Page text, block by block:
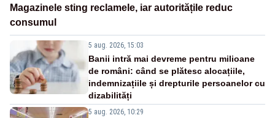
Magazinele sting reclamele, iar autoritățile reduc
consumul
5 aug. 2026, 15:03
Banii intră mai devreme pentru milioane
de români: când se plătesc alocațiile,
indemnizațiile și drepturile persoanelor cu
dizabilități
5 aug. 2026, 10:29